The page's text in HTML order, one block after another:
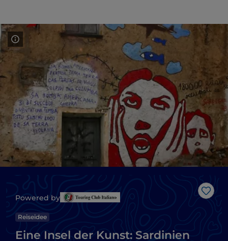
Like
Powered by
Reiseidee
Eine Insel der Kunst: Sardinien